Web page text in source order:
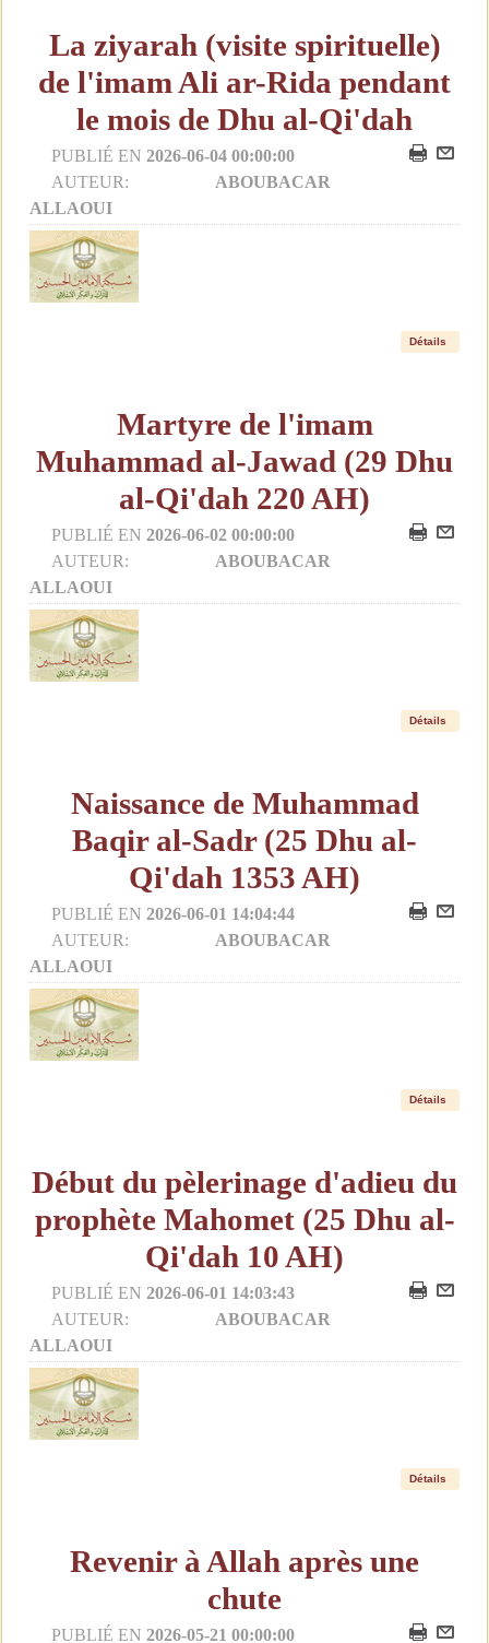
La ziyarah (visite spirituelle)
de l'imam Ali ar-Rida pendant
le mois de Dhu al-Qi'dah
PUBLIÉ EN 2026-06-04 00:00:00
AUTEUR:
ABOUBACAR
ALLAOUI
Détails
Martyre de l'imam
Muhammad al-Jawad (29 Dhu
al-Qi'dah 220 AH)
PUBLIÉ EN 2026-06-02 00:00:00
AUTEUR:
ABOUBACAR
ALLAOUI
Détails
Naissance de Muhammad
Baqir al-Sadr (25 Dhu al-
Qi'dah 1353 AH)
PUBLIÉ EN 2026-06-01 14:04:44
AUTEUR:
ABOUBACAR
ALLAOUI
Détails
Début du pèlerinage d'adieu du
prophète Mahomet (25 Dhu al-
Qi'dah 10 AH)
PUBLIÉ EN 2026-06-01 14:03:43
AUTEUR:
ABOUBACAR
ALLAOUI
Détails
Revenir à Allah après une
chute
PUBLIÉ EN 2026-05-21 00:00:00